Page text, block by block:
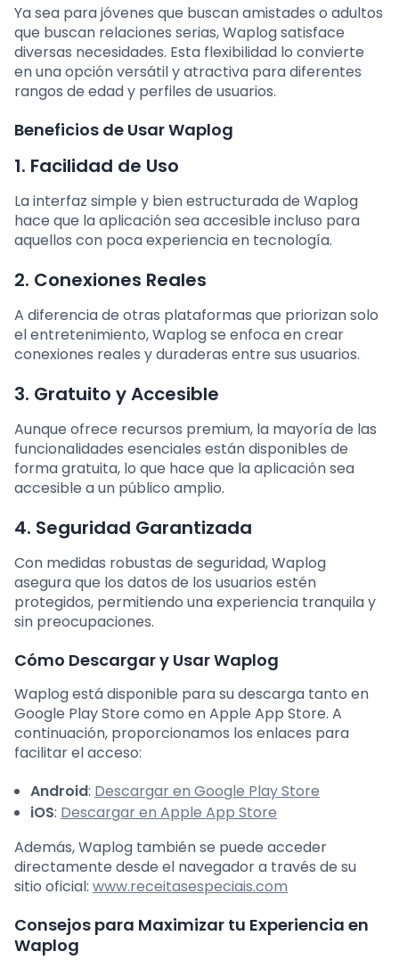
Ya sea para jóvenes que buscan amistades o adultos
que buscan relaciones serias, Waplog satisface
diversas necesidades. Esta flexibilidad lo convierte
en una opción versátil y atractiva para diferentes
rangos de edad y perfiles de usuarios.
Beneficios de Usar Waplog
1. Facilidad de Uso
La interfaz simple y bien estructurada de Waplog
hace que la aplicación sea accesible incluso para
aquellos con poca experiencia en tecnología.
2. Conexiones Reales
A diferencia de otras plataformas que priorizan solo
el entretenimiento, Waplog se enfoca en crear
conexiones reales y duraderas entre sus usuarios.
3. Gratuito y Accesible
Aunque ofrece recursos premium, la mayoría de las
funcionalidades esenciales están disponibles de
forma gratuita, lo que hace que la aplicación sea
accesible a un público amplio.
4. Seguridad Garantizada
Con medidas robustas de seguridad, Waplog
asegura que los datos de los usuarios estén
protegidos, permitiendo una experiencia tranquila y
sin preocupaciones.
Cómo Descargar y Usar Waplog
Waplog está disponible para su descarga tanto en
Google Play Store como en Apple App Store. A
continuación, proporcionamos los enlaces para
facilitar el acceso:
Android: Descargar en Google Play Store
iOS: Descargar en Apple App Store
Además, Waplog también se puede acceder
directamente desde el navegador a través de su
sitio oficial: www.receitasespeciais.com
Consejos para Maximizar tu Experiencia en
Waplog